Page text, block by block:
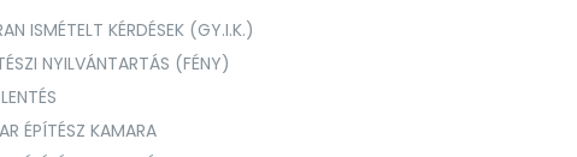
ISMÉTELT KÉRDÉSEK (GY.I.K.)
NYILVÁNTARTÁS (FÉNY)
ÉPÍTÉSZ KAMARA